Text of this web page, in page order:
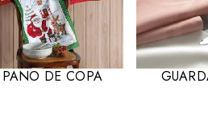
PANO DE COPA